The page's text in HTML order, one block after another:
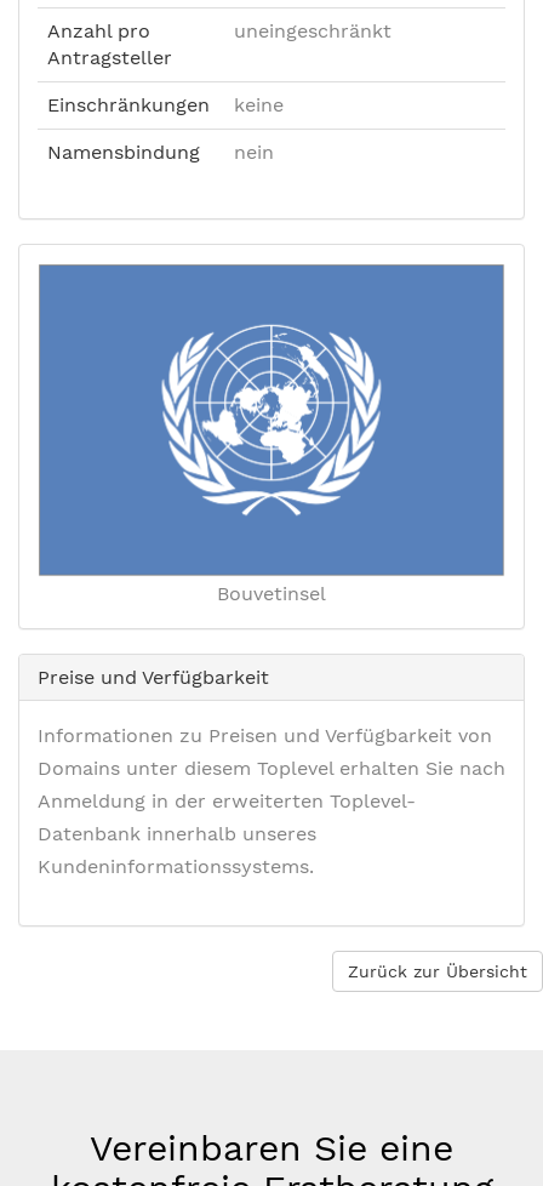
Anzahl pro
Antragsteller
uneingeschränkt
Einschränkungen keine
Namensbindung nein
Bouvetinsel
Preise und Verfügbarkeit
Informationen zu Preisen und Verfügbarkeit von
Domains unter diesem Toplevel erhalten Sie nach
Anmeldung in der erweiterten Toplevel-
Datenbank innerhalb unseres
Kundeninformationssystems.
Zurück zur Übersicht
Vereinbaren Sie eine